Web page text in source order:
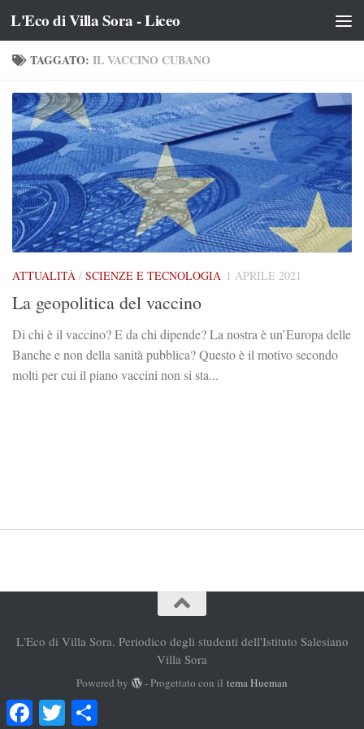
Salta al contenuto
L'Eco di Villa Sora - Liceo
TAGGATO: IL VACCINO CUBANO
ATTUALITÀ / SCIENZE E TECNOLOGIA 1 APRILE 2021
La geopolitica del vaccino
Di chi è il vaccino? E da chi dipende? La nostra è un’Europa delle
Banche e non della sanità pubblica? Questo è il motivo secondo
molti per cui il piano vaccini non si sta...
L'Eco di Villa Sora. Periodico degli studenti dell'Istituto Salesiano
Villa Sora
Powered by - Progettato con iltema Hueman
FacebookTwitter